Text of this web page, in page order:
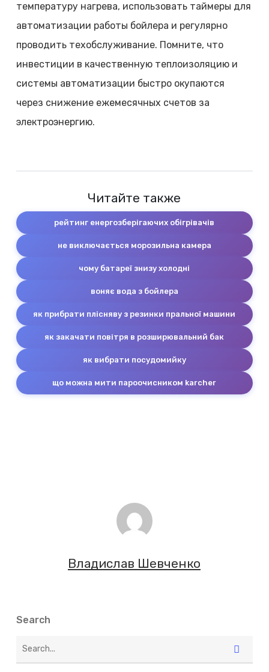
температуру нагрева, использовать таймеры для
автоматизации работы бойлера и регулярно
проводить техобслуживание. Помните, что
инвестиции в качественную теплоизоляцию и
системы автоматизации быстро окупаются
через снижение ежемесячных счетов за
электроэнергию.
Читайте также
рейтинг енергозберігаючих обігрівачів
не виключається морозильна камера
чому батареї знизу холодні
воняє вода з бойлера
як прибрати плісняву з резинки пральної машини
як закачати повітря в розширювальний бак
як вибрати посудомийку
що можна мити пароочисником karcher
Владислав Шевченко
Search